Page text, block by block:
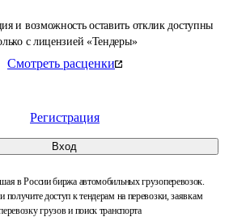
и возможность оставить отклик доступны
с лицензией «Тендеры»
Смотреть расценки
Регистрация
Вход
в России биржа автомобильных грузоперевозок.
получите доступ к тендерам на перевозки, заявкам
грузов и поиск транспорта